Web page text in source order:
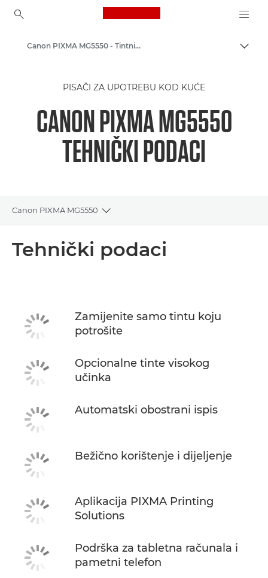
Canon Logo, back to
Pisači tvrtke Canon
Canon PIXMA MG5550 - Tintni fotopisači
PISAČI ZA UPOTREBU KOD KUĆE
CANON PIXMA MG5550
TEHNIČKI PODACI
Canon PIXMA MG5550
Toggle breadcrumbs
KUPITE TINTU
Tehnički podaci
Zamijenite samo tintu koju
potrošite
Opcionalne tinte visokog
učinka
Automatski obostrani ispis
Bežično korištenje i dijeljenje
Aplikacija PIXMA Printing
Solutions
Podrška za tabletna računala i
pametni telefon